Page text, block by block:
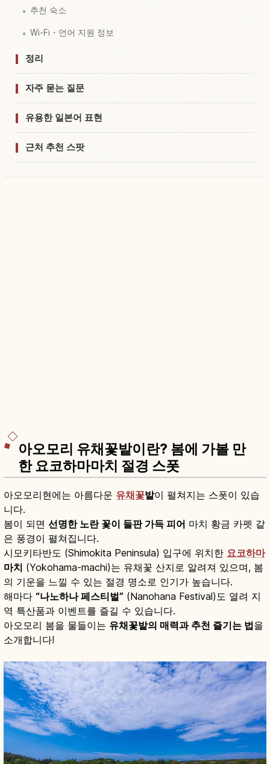
추천 숙소
Wi-Fi・언어 지원 정보
정리
자주 묻는 질문
유용한 일본어 표현
근처 추천 스팟
아오모리 유채꽃밭이란? 봄에 가볼 만
한 요코하마마치 절경 스폿
아오모리현에는 아름다운 유채꽃밭이 펼쳐지는 스폿이 있습
니다.
봄이 되면 선명한 노란 꽃이 들판 가득 피어 마치 황금 카펫 같
은 풍경이 펼쳐집니다.
시모키타반도 (Shimokita Peninsula) 입구에 위치한 요코하마
마치 (Yokohama-machi)는 유채꽃 산지로 알려져 있으며, 봄
의 기운을 느낄 수 있는 절경 명소로 인기가 높습니다.
해마다 “나노하나 페스티벌” (Nanohana Festival)도 열려 지
역 특산품과 이벤트를 즐길 수 있습니다.
아오모리 봄을 물들이는 유채꽃밭의 매력과 추천 즐기는 법을
소개합니다!